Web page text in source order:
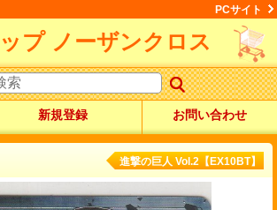
PCサイト
プ ノーザンクロス
新規登録 お問い合わせ
進撃の巨人 Vol.2【EX10BT】